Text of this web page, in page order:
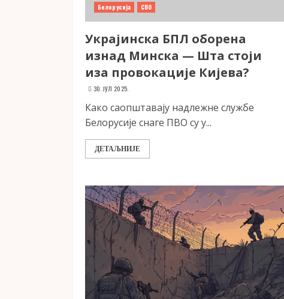
Белорусија СВО
Украјинска БПЛ оборена
изнад Минска — Шта стоји
иза провокације Кијева?
30. ЈУЛ 2025.
Како саопштавају надлежне службе
Белорусије снаге ПВО су у...
ДЕТАЉНИЈЕ